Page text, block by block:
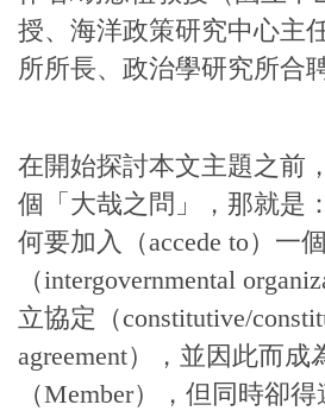
授、海洋政策研究中心主
所所長、政治學研究所合
在開始探討本文主題之前
個「大哉之問」，那就是
何要加入（accede to）一
（intergovernmental
立協定（constitutive/
agreement），並因此而成
（Member），但同時卻